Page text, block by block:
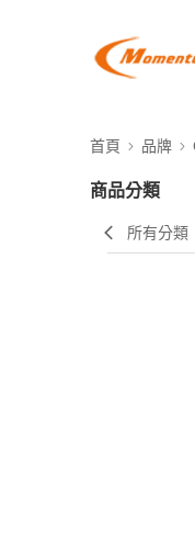
首頁 品牌
商品分類
所有分類